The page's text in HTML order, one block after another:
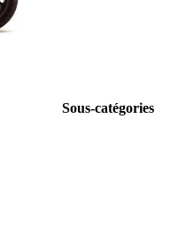
Sous-catégories